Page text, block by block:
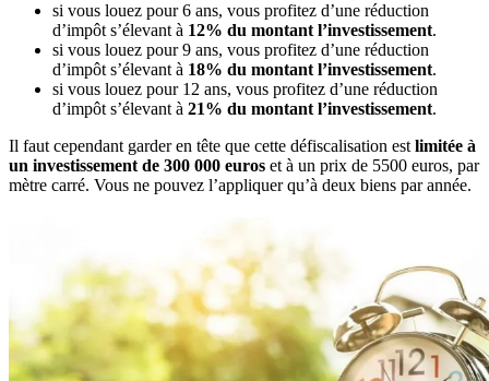
si vous louez pour 6 ans, vous profitez d’une réduction
d’impôt s’élevant à 12% du montant l’investissement.
si vous louez pour 9 ans, vous profitez d’une réduction
d’impôt s’élevant à 18% du montant l’investissement.
si vous louez pour 12 ans, vous profitez d’une réduction
d’impôt s’élevant à 21% du montant l’investissement.
Il faut cependant garder en tête que cette défiscalisation est limitée à
un investissement de 300 000 euros et à un prix de 5500 euros, par
mètre carré. Vous ne pouvez l’appliquer qu’à deux biens par année.